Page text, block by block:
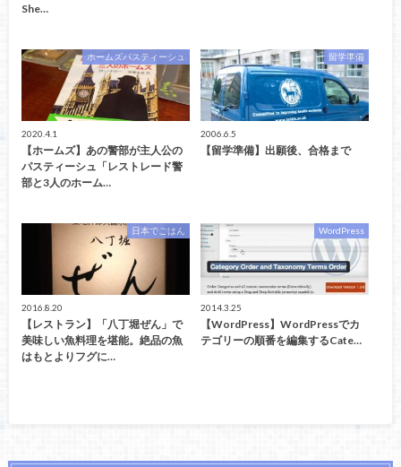
She…
ホームズパスティーシュ
2020.4.1
【ホームズ】あの警部が主人公の
パスティーシュ「レストレード警
部と3人のホーム…
留学準備
2006.6.5
【留学準備】出願後、合格まで
日本でごはん
2016.8.20
【レストラン】「八丁堀ぜん」で
美味しい魚料理を堪能。絶品の魚
はもとよりフグに…
WordPress
2014.3.25
【WordPress】WordPressでカ
テゴリーの順番を編集するCate…